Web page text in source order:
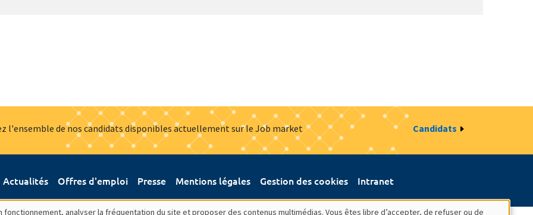
l'ensemble de nos candidats disponibles actuellement sur le Job market Candidats
Actualités Offres d'emploi Presse Mentions légales Gestion des cookies Intranet
analyser la fréquentation du site et proposer des contenus multimédias. Vous êtes libre d’accepter, de refuser ou de